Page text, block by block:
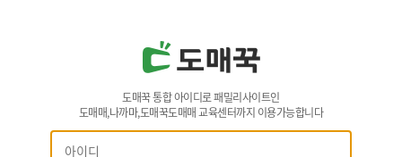
도매꾹 통합 아이디로 패밀리사이트인
도매매,나까마,도매꾹도매매 교육센터까지 이용가능합니다